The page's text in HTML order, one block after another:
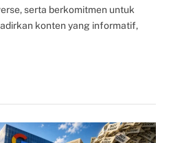
serta berkomitmen untuk
konten yang informatif,